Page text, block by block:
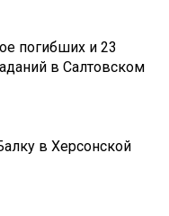
погибших и 23
в Салтовском
в Херсонской